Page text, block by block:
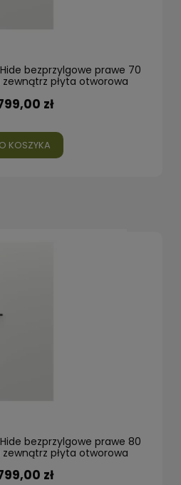
bezprzylgowe prawe 70
płyta otworowa
zł
KOSZYKA
bezprzylgowe prawe 80
płyta otworowa
zł